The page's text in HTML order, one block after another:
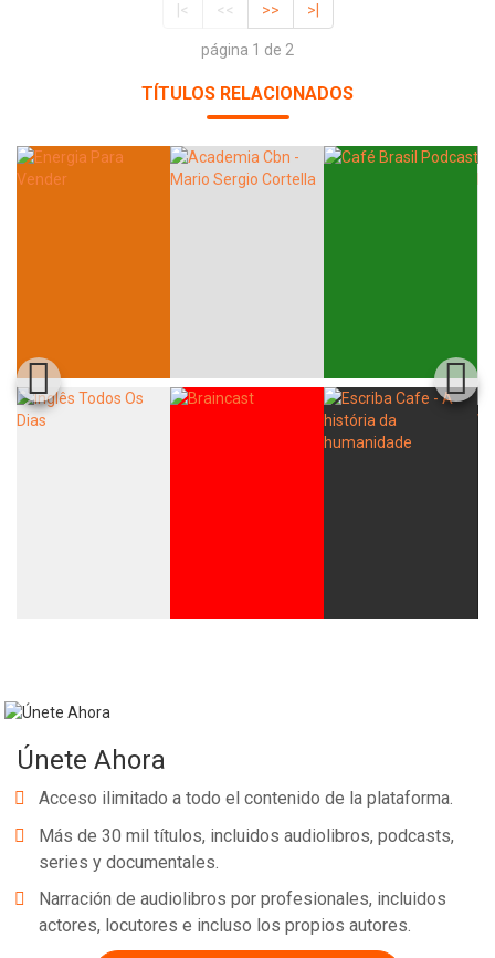
|< << >> >|
página 1 de 2
TÍTULOS RELACIONADOS
Únete Ahora
Acceso ilimitado a todo el contenido de la plataforma.
Más de 30 mil títulos, incluidos audiolibros, podcasts,
series y documentales.
Narración de audiolibros por profesionales, incluidos
actores, locutores e incluso los propios autores.